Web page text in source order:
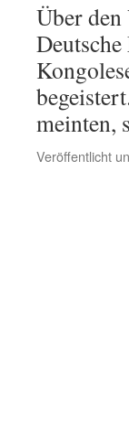
Über
meinten,
Veröffentlicht